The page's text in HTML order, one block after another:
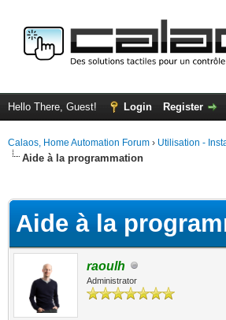
Hello There, Guest! Login Register
Calaos, Home Automation Forum › Utilisation -
Aide à la programmation
Aide à la
raoulh
Administrator